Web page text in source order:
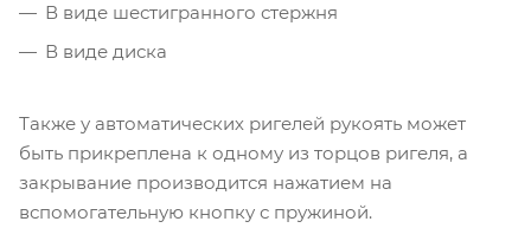
В виде шестигранного стержня
В виде диска
Также у автоматических ригелей рукоять может
быть прикреплена к одному из торцов ригеля, а
закрывание производится нажатием на
вспомогательную кнопку с пружиной.